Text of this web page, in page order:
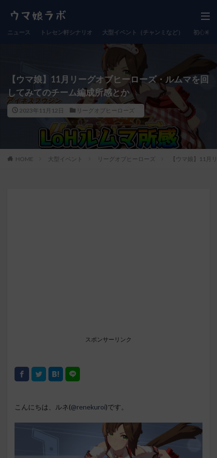
ニュース トレセン軒シナリオ 大型イベント（チャンミなど） 初心者
【ウマ娘】11月リーグオブヒーローズ・ルムマを回
してみてのチーム編成所感とか
2023年11月12日 リーグオブヒーローズ
HOME 大型イベント リーグオブヒーローズ 【ウマ娘】11月
スポンサーリンク
こんにちは、ルネ(@renekuroi)です。